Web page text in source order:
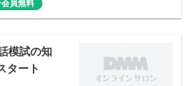
員無料
模試の知
タート